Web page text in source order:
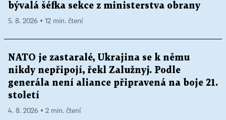
bývalá šéfka sekce z ministerstva obrany
5. 8. 2026 ▪ 12 min. čtení
NATO je zastaralé, Ukrajina se k němu
nikdy nepřipojí, řekl Zalužnyj. Podle
generála není aliance připravená na boje 21.
století
4. 8. 2026 ▪ 2 min. čtení